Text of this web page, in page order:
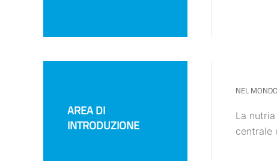
AREA DI
INTRODUZIONE
NEL MONDO
La
centrale